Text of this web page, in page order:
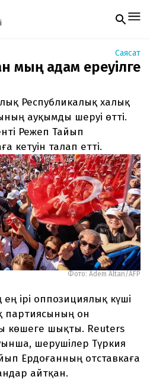
сайын электронды
Жаңа нөмір
жіберіледі. Тек email
жібереміз.
Саясат
мың адам ереуілге
Республикалық халық
ауқымды шеруі өтті.
Режеп Тайып
кетуін талап етті.
Фото: Adem Altan/AFP
ірі оппозициялық күші
партиясының он
көшеге шықты. Reuters
шерушілер Түркия
Ердоғанның отставкаға
айтқан.